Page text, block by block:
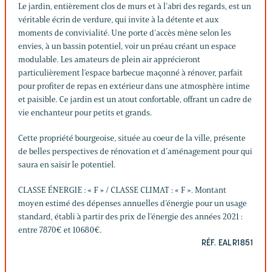
Le jardin, entièrement clos de murs et à l’abri des regards, est un
véritable écrin de verdure, qui invite à la détente et aux
moments de convivialité. Une porte d’accès mène selon les
envies, à un bassin potentiel, voir un préau créant un espace
modulable. Les amateurs de plein air apprécieront
particulièrement l’espace barbecue maçonné à rénover, parfait
pour profiter de repas en extérieur dans une atmosphère intime
et paisible. Ce jardin est un atout confortable, offrant un cadre de
vie enchanteur pour petits et grands.
Cette propriété bourgeoise, située au coeur de la ville, présente
de belles perspectives de rénovation et d’aménagement pour qui
saura en saisir le potentiel.
CLASSE ÉNERGIE : « F » / CLASSE CLIMAT : « F ». Montant
moyen estimé des dépenses annuelles d’énergie pour un usage
standard, établi à partir des prix de l’énergie des années 2021 :
entre 7870€ et 10680€.
RÉF. EALR1851